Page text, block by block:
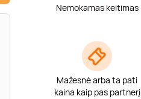
Nemokamas keitimas
Mažesnė arba ta pati
kaina kaip pas partnerį